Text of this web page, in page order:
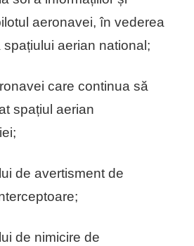
aeronavei, în vederea
aerian national;
care continua să
spațiul aerian
de avertisment de
de nimicire de